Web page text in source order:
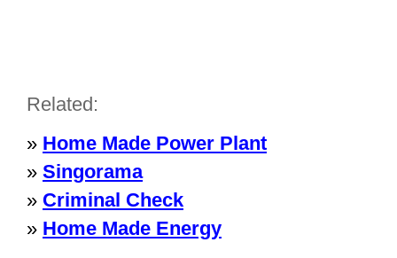
Related:
» Home Made Power Plant
» Singorama
» Criminal Check
» Home Made Energy